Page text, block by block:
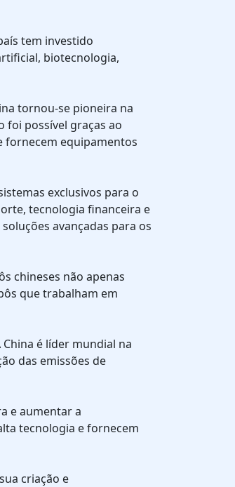
tem investido
biotecnologia,
tornou-se pioneira na
foi possível graças ao
fornecem equipamentos
exclusivos para o
tecnologia financeira e
avançadas para os
chineses não apenas
que trabalham em
é líder mundial na
das emissões de
e aumentar a
tecnologia e fornecem
criação e